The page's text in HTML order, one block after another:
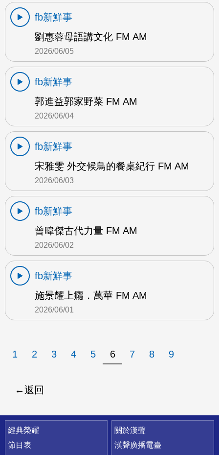
fb新鮮事
劉惠蓉母語講文化 FM AM
2026/06/05
fb新鮮事
郭進益郭家野菜 FM AM
2026/06/04
fb新鮮事
宋雅雯 外交候鳥的餐桌紀行 FM AM
2026/06/03
fb新鮮事
曾暐傑古代力量 FM AM
2026/06/02
fb新鮮事
施景耀上癮．萬華 FM AM
2026/06/01
1 2 3 4 5 6 7 8 9
返回
快速連結
經典榮耀
節目表
關於漢聲
漢聲廣播電臺